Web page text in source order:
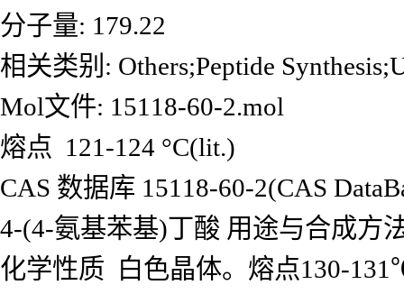
分子量: 179.22
相关类别: Others;Peptide
Mol文件: 15118-60-2.mol
熔点 121-124 °C(lit.)
CAS 数据库 15118-60-2(CAS
4-(4-氨基苯基)丁酸 用途与合成方
化学性质 白色晶体。熔点130-